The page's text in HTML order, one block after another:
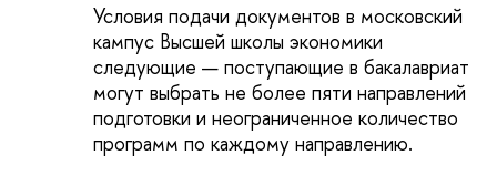
Условия подачи документов в московский
кампус Высшей школы экономики
следующие — поступающие в бакалавриат
могут выбрать не более пяти направлений
подготовки и неограниченное количество
программ по каждому направлению.